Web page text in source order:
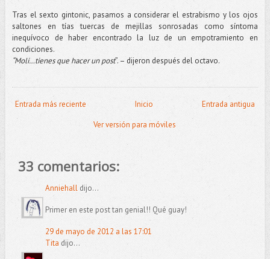
Tras el sexto gintonic, pasamos a considerar el estrabismo y los ojos
saltones en tías tuercas de mejillas sonrosadas como síntoma
inequívoco de haber encontrado la luz de un empotramiento en
condiciones.
“Moli…tienes que hacer un post”. – dijeron después del octavo.
Entrada más reciente Entrada antigua
Inicio
Ver versión para móviles
33 comentarios:
Anniehalldijo...
Primer en este post tan genial!! Qué guay!
29 de mayo de 2012 a las 17:01
Tita dijo...